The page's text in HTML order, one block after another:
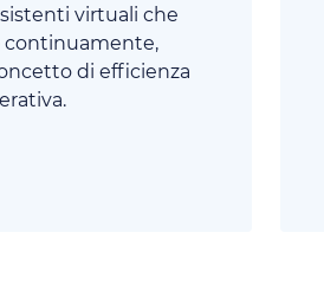
virtuali che
continuamente,
di efficienza